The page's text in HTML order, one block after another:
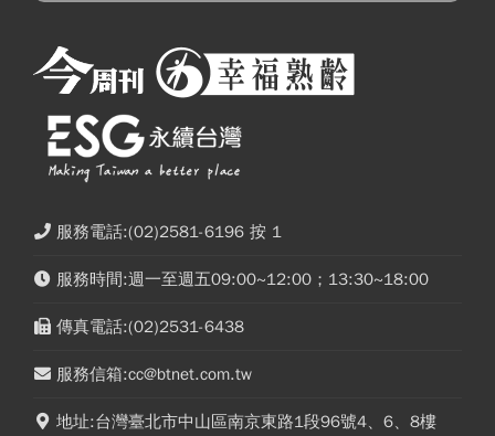
服務電話:(02)2581-6196 按 1
服務時間:週一至週五09:00~12:00；13:30~18:00
傳真電話:(02)2531-6438
服務信箱:cc@btnet.com.tw
地址:台灣臺北市中山區南京東路1段96號4、6、8樓